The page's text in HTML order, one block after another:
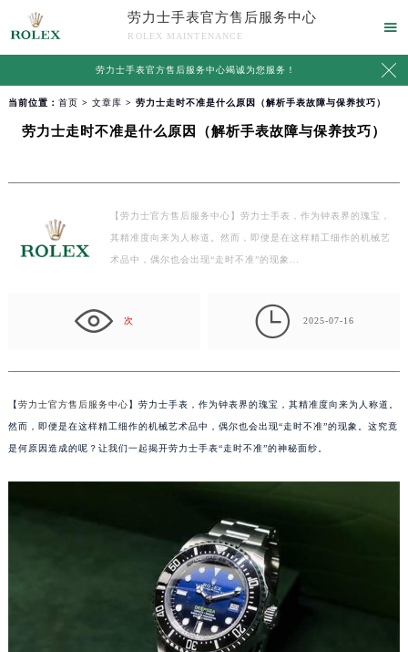
劳力士手表官方售后服务中心
ROLEX MAINTENANCE

劳力士手表官方售后服务中心竭诚为您服务！ 
当前位置： 首页 > 文章库 > 劳力士走时不准是什么原因（解析手表故障与保养技巧）
劳力士走时不准是什么原因（解析手表故障与保养技巧）
【劳力士官方售后服务中心】劳力士手表，作为钟表界的瑰宝，
其精准度向来为人称道。然而，即便是在这样精工细作的机械艺
术品中，偶尔也会出现“走时不准”的现象…
次  2025-07-16
【劳力士官方售后服务中心】劳力士手表，作为钟表界的瑰宝，其精准度向来为人称道。
然而，即便是在这样精工细作的机械艺术品中，偶尔也会出现“走时不准”的现象。这究竟
是何原因造成的呢？让我们一起揭开劳力士手表“走时不准”的神秘面纱。